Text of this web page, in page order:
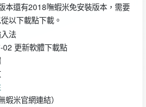
本還有2018嘸蝦米免安裝版本，需要
以下載點下載。
法
更新軟體下載點
蝦米官網連結）